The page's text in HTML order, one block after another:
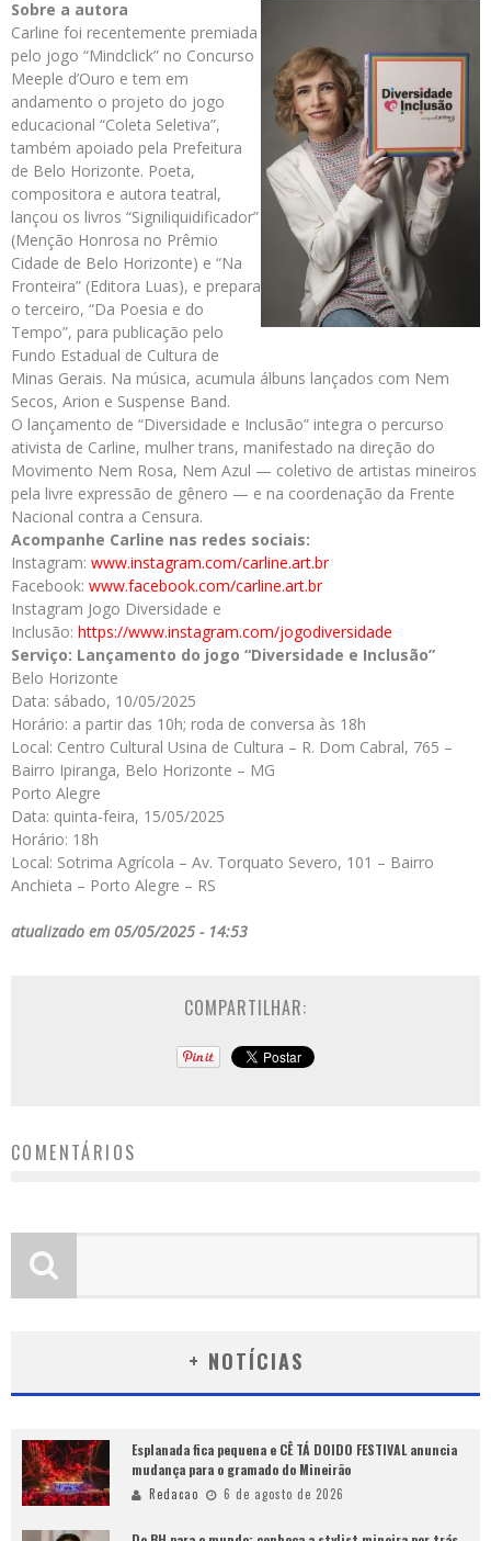
Sobre a autora
Carline foi recentemente premiada
pelo jogo “Mindclick” no Concurso
Meeple d’Ouro e tem em
andamento o projeto do jogo
educacional “Coleta Seletiva”,
também apoiado pela Prefeitura
de Belo Horizonte. Poeta,
compositora e autora teatral,
lançou os livros “Signiliquidificador”
(Menção Honrosa no Prêmio
Cidade de Belo Horizonte) e “Na
Fronteira” (Editora Luas), e prepara
o terceiro, “Da Poesia e do
Tempo”, para publicação pelo
Fundo Estadual de Cultura de
Minas Gerais. Na música, acumula álbuns lançados com Nem
Secos, Arion e Suspense Band.
O lançamento de “Diversidade e Inclusão” integra o percurso
ativista de Carline, mulher trans, manifestado na direção do
Movimento Nem Rosa, Nem Azul — coletivo de artistas mineiros
pela livre expressão de gênero — e na coordenação da Frente
Nacional contra a Censura.
Acompanhe Carline nas redes sociais:
Instagram: www.instagram.com/carline.art.br
Facebook: www.facebook.com/carline.art.br
Instagram Jogo Diversidade e
Inclusão: https://www.instagram.com/jogodiversidade
Serviço: Lançamento do jogo “Diversidade e Inclusão”
Belo Horizonte
Data: sábado, 10/05/2025
Horário: a partir das 10h; roda de conversa às 18h
Local: Centro Cultural Usina de Cultura – R. Dom Cabral, 765 –
Bairro Ipiranga, Belo Horizonte – MG
Porto Alegre
Data: quinta-feira, 15/05/2025
Horário: 18h
Local: Sotrima Agrícola – Av. Torquato Severo, 101 – Bairro
Anchieta – Porto Alegre – RS
atualizado em 05/05/2025 - 14:53
COMPARTILHAR:
COMENTÁRIOS
+ NOTÍCIAS
Esplanada fica pequena e CÊ TÁ DOIDO FESTIVAL anuncia
mudança para o gramado do Mineirão
Redacao 6 de agosto de 2026